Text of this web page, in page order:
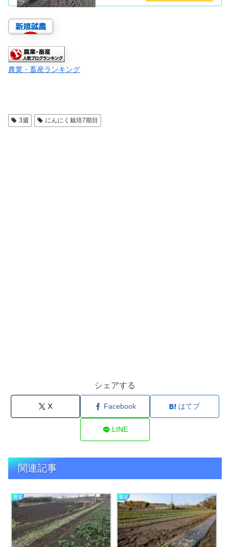
農業・畜産ランキング
3週 にんにく栽培7期目
シェアする
X Facebook はてブ
LINE
関連記事
農業 農業